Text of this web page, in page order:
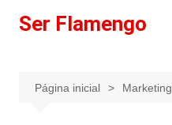
paraSer Flamengo
Página inicial Marketing